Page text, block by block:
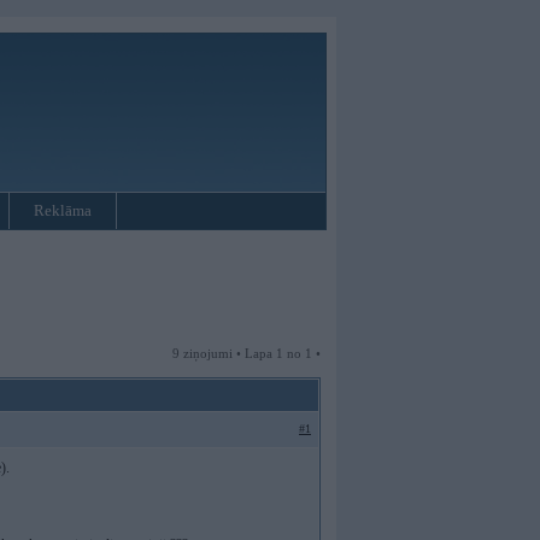
Reklāma
9 ziņojumi • Lapa 1 no 1 •
#1